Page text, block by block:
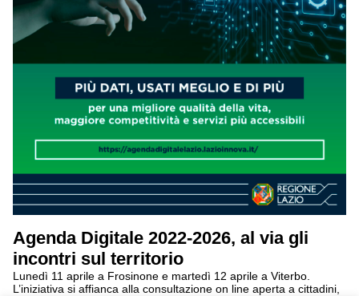
Agenda Digitale 2022-2026, al via gli
incontri sul territorio
Lunedì 11 aprile a Frosinone e martedì 12 aprile a Viterbo.
L’iniziativa si affianca alla consultazione on line aperta a cittadini,